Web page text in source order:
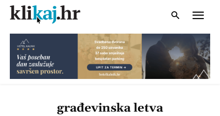
građevinska letva